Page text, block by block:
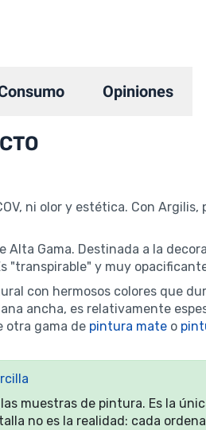
Opiniones
ni olor y estética. Con Argilis,
Alta Gama. Destinada a la
"transpirable" y muy
con hermosos colores que
ancha, es relativamente
otra gama de pintura mate o
muestras de pintura. Es la
no es la realidad: cada